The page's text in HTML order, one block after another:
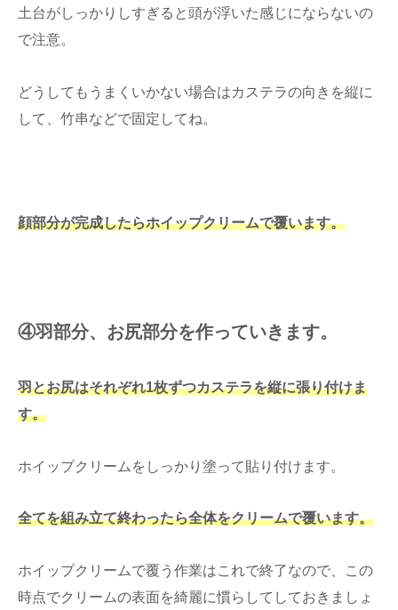
土台がしっかりしすぎると頭が浮いた感じにならないの
で注意。
どうしてもうまくいかない場合はカステラの向きを縦に
して、竹串などで固定してね。
顔部分が完成したらホイップクリームで覆います。
④羽部分、お尻部分を作っていきます。
羽とお尻はそれぞれ1枚ずつカステラを縦に張り付けま
す。
ホイップクリームをしっかり塗って貼り付けます。
全てを組み立て終わったら全体をクリームで覆います。
ホイップクリームで覆う作業はこれで終了なので、この
時点でクリームの表面を綺麗に慣らしてしておきましょ